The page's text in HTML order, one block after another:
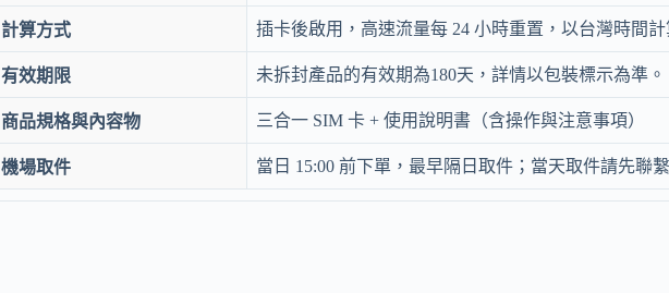
計算方式 插卡後啟用，高速流量每 24 小時重置，以台灣時間計
有效期限 未拆封產品的有效期為180天，詳情以包裝標示為準。
商品規格與內容物 三合一 SIM 卡 + 使用說明書（含操作與注意事項）
機場取件 當日 15:00 前下單，最早隔日取件；當天取件請先聯